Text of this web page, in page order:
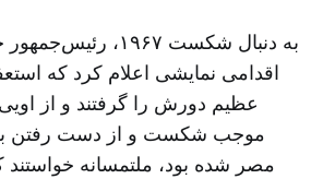
به دنبال شکست ۱۹۶۷،
اقدامی نمایشی اعلام کرد که
عظیم دورش را گرفتند و از
موجب شکست و از دست رفتن
مصر شده بود، ملتمسانه خواستند